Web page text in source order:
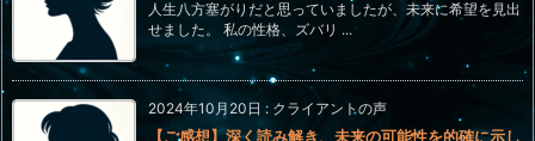
人生八方塞がりだと思っていましたが、未来に希望を見出
せました。 私の性格、ズバリ ...
2024年10月20日 : クライアントの声
【ご感想】深く読み解き、未来の可能性を的確に示し